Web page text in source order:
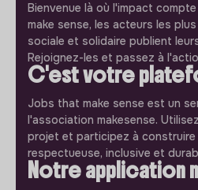
Bienvenue là où l'impact
make sense, les acteurs les
sociale et solidaire publient
Rejoignez-les et passez à
C'est votre
Jobs that make sense est un
l'association makesense.
projet et participez à construire
respectueuse, inclusive et
Notre application